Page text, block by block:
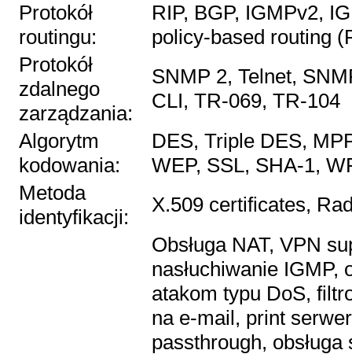
Protokół
routingu:
RIP, BGP, IGMPv2,
policy-based routing
Protokół
zdalnego
zarządzania:
SNMP 2, Telnet,
CLI, TR-069, TR-104
Algorytm
kodowania:
DES, Triple DES,
WEP, SSL, SHA-1,
Metoda
identyfikacji:
X.509 certificates,
Obsługa NAT, VPN
nasłuchiwanie IGMP,
atakom typu DoS,
na e-mail, print
passthrough,